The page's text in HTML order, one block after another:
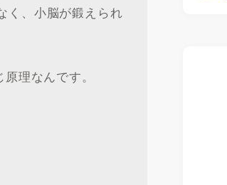
く、小脳が鍛えられ
理なんです。